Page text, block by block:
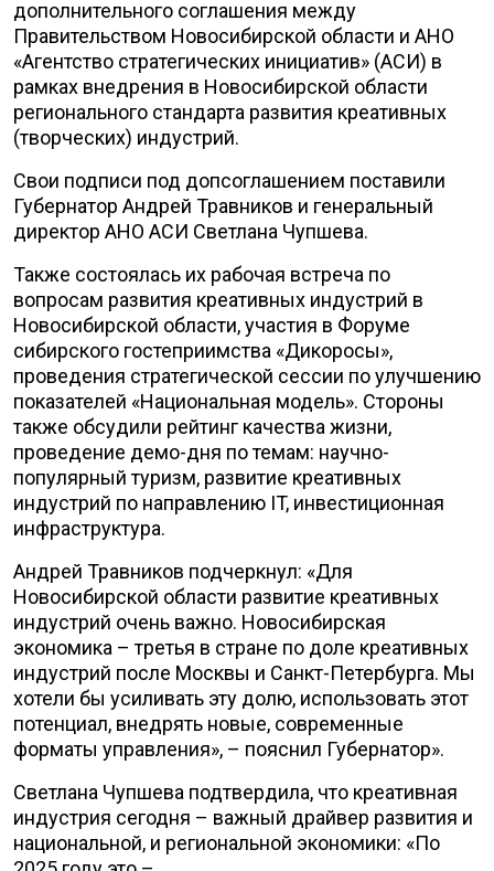
дополнительного соглашения между
Правительством Новосибирской области и АНО
«Агентство стратегических инициатив» (АСИ) в
рамках внедрения в Новосибирской области
регионального стандарта развития креативных
(творческих) индустрий.
Свои подписи под допсоглашением поставили
Губернатор Андрей Травников и генеральный
директор АНО АСИ Светлана Чупшева.
Также состоялась их рабочая встреча по
вопросам развития креативных индустрий в
Новосибирской области, участия в Форуме
сибирского гостеприимства «Дикоросы»,
проведения стратегической сессии по улучшению
показателей «Национальная модель». Стороны
также обсудили рейтинг качества жизни,
проведение демо-дня по темам: научно-
популярный туризм, развитие креативных
индустрий по направлению IT, инвестиционная
инфраструктура.
Андрей Травников подчеркнул: «Для
Новосибирской области развитие креативных
индустрий очень важно. Новосибирская
экономика – третья в стране по доле креативных
индустрий после Москвы и Санкт-Петербурга. Мы
хотели бы усиливать эту долю, использовать этот
потенциал, внедрять новые, современные
форматы управления», – пояснил Губернатор».
Светлана Чупшева подтвердила, что креативная
индустрия сегодня – важный драйвер развития и
национальной, и региональной экономики: «По